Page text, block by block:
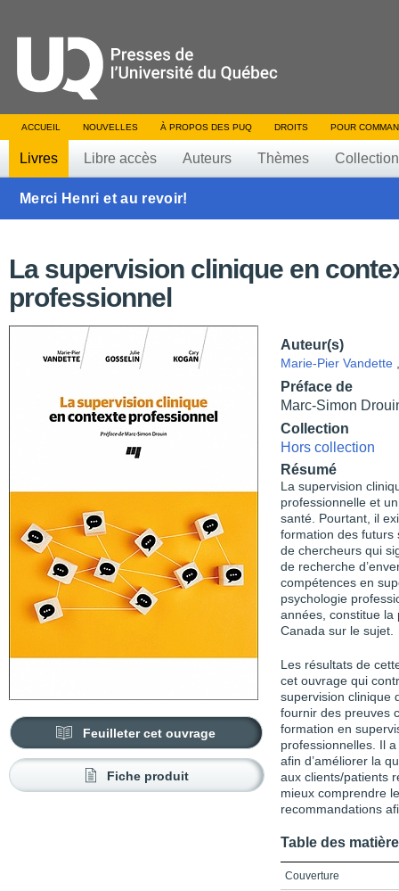
ACCUEIL NOUVELLES À PROPOS DES PUQ DROITS POUR
Livres Libre accès Auteurs Thèmes
Merci Henri et au revoir!
La supervision clinique en
professionnel
Feuilleter cet ouvrage
Fiche produit
Auteur(s)
Marie-Pier Vandette
Préface de
Marc-Simon
Collection
Hors collection
Résumé
La supervision
professionnelle et
santé. Pourtant, il
formation des futurs
de chercheurs qui
de recherche
compétences en
psychologie
années, constitue la
Canada sur le sujet.
Les résultats de
cet ouvrage qui
supervision clinique
fournir des preuves
formation en
professionnelles. Il
afin d’améliorer la
aux clients/patients
mieux comprendre
recommandations
Table des
Couverture